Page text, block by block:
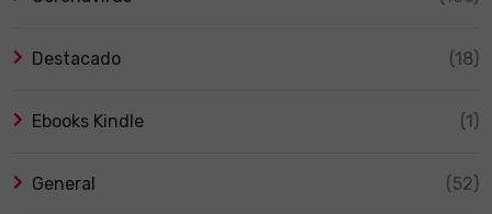
Destacado (18)
Ebooks Kindle (1)
General (52)